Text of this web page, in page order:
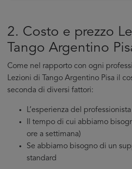
2. Costo e prezzo
Tango Argentino
Come nel rapporto con ogni
Lezioni di Tango Argentino Pisa il
seconda di diversi fattori:
L’esperienza del professionista
Il tempo di cui abbiamo
ore a settimana)
Se abbiamo bisogno di un
standard